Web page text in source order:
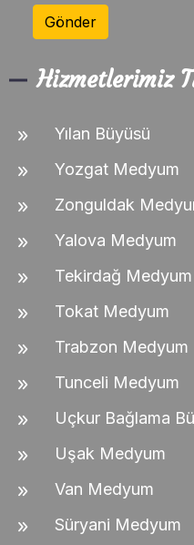
Gönder
Hizmetlerimiz
Yılan Büyüsü
Yozgat Medyum
Zonguldak
Yalova Medyum
Tekirdağ Medyum
Tokat Medyum
Trabzon Medyum
Tunceli Medyum
Uçkur Bağlama
Uşak Medyum
Van Medyum
Süryani Medyum